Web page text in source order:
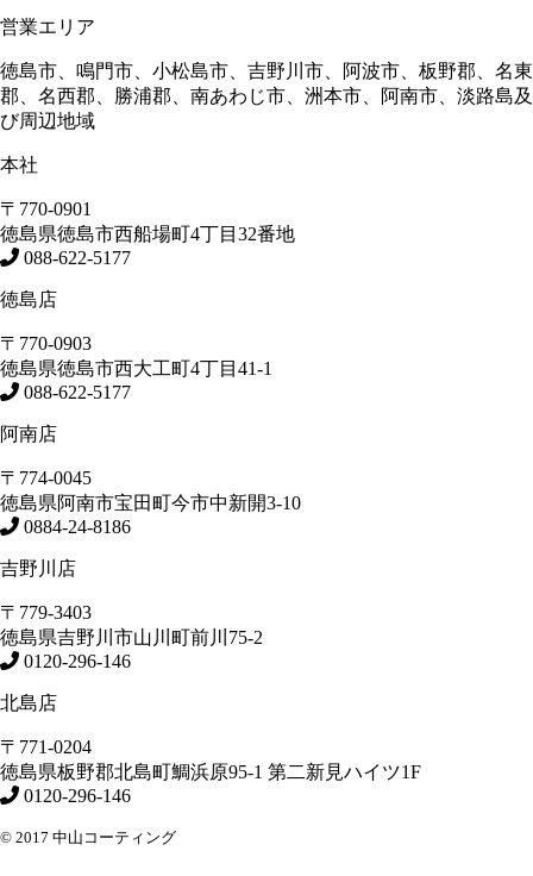
営業エリア
徳島市、鳴門市、小松島市、吉野川市、阿波市、板野郡、名東
郡、名西郡、勝浦郡、南あわじ市、洲本市、阿南市、淡路島及
び周辺地域
本社
〒770-0901
徳島県徳島市西船場町4丁目32番地
088-622-5177
徳島店
〒770-0903
徳島県徳島市西大工町4丁目41-1
088-622-5177
阿南店
〒774-0045
徳島県阿南市宝田町今市中新開3-10
0884-24-8186
吉野川店
〒779-3403
徳島県吉野川市山川町前川75-2
0120-296-146
北島店
〒771-0204
徳島県板野郡北島町鯛浜原95-1 第二新見ハイツ1F
0120-296-146
© 2017 中山コーティング